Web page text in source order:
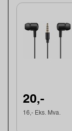
20,-
16,- Eks. Mva.